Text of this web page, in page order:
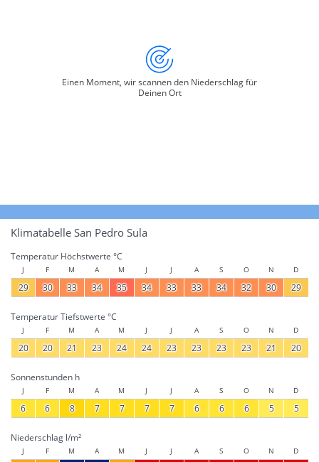
Einen Moment, wir scannen den Niederschlag für
Deinen Ort
Klimatabelle San Pedro Sula
Temperatur Höchstwerte °C
J F M A M J J A S O N D
29 30 33 34 35 34 33 33 34 32 30 29
Temperatur Tiefstwerte °C
J F M A M J J A S O N D
20 20 21 23 24 24 23 23 23 23 21 20
Sonnenstunden h
J F M A M J J A S O N D
6 6 8 7 7 7 7 6 6 6 5 5
Niederschlag l/m²
J F M A M J J A S O N D